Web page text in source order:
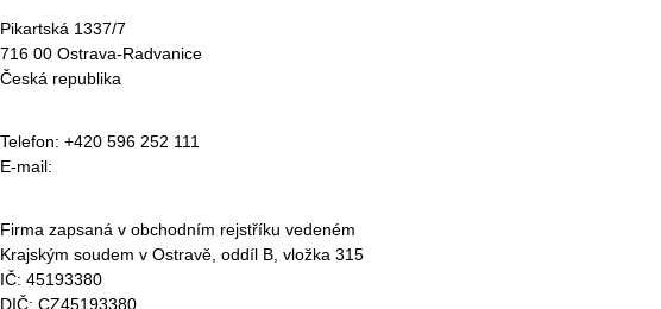
Pikartská 1337/7
716 00 Ostrava-Radvanice
Česká republika
Telefon: +420 596 252 111
E-mail:
Firma zapsaná v obchodním rejstříku vedeném
Krajským soudem v Ostravě, oddíl B, vložka 315
IČ: 45193380
DIČ: CZ45193380